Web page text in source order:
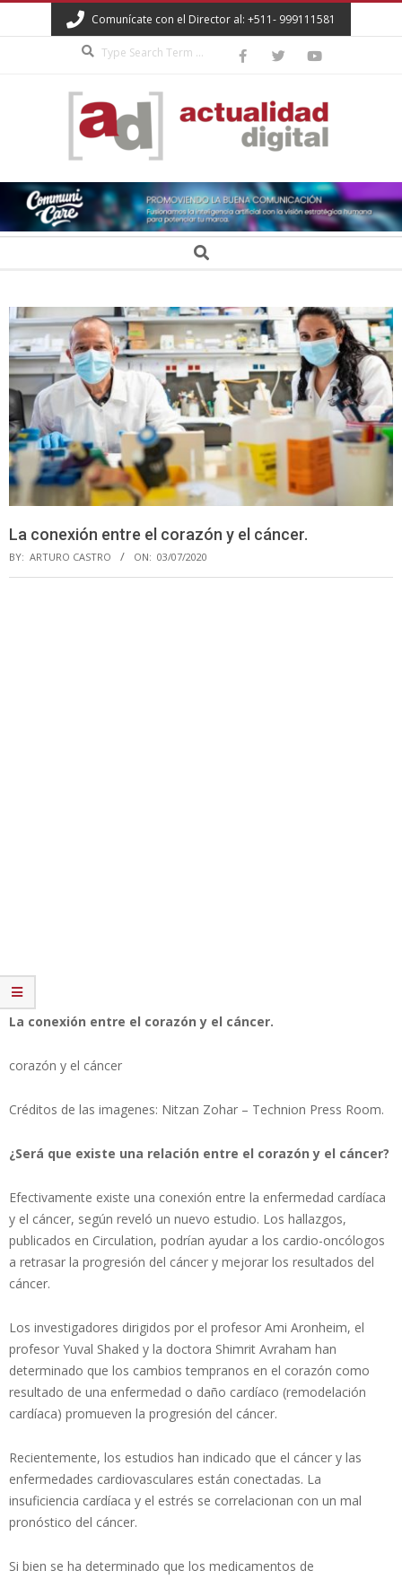
to
Comunícate con el Director al: +511- 999111581
ACTUALIDAD
DIGITAL Search
La conexión entre el corazón y el cáncer.
BY: ARTURO CASTRO ON: 03/07/2020
La conexión entre el corazón y el cáncer.
corazón y el cáncer
Créditos de las imagenes: Nitzan Zohar – Technion Press Room.
¿Será que existe una relación entre el corazón y el cáncer?
Efectivamente existe una conexión entre la enfermedad cardíaca
y el cáncer, según reveló un nuevo estudio. Los hallazgos,
publicados en Circulation, podrían ayudar a los cardio-oncólogos
a retrasar la progresión del cáncer y mejorar los resultados del
cáncer.
Los investigadores dirigidos por el profesor Ami Aronheim, el
profesor Yuval Shaked y la doctora Shimrit Avraham han
determinado que los cambios tempranos en el corazón como
resultado de una enfermedad o daño cardíaco (remodelación
cardíaca) promueven la progresión del cáncer.
Recientemente, los estudios han indicado que el cáncer y las
enfermedades cardiovasculares están conectadas. La
insuficiencia cardíaca y el estrés se correlacionan con un mal
pronóstico del cáncer.
Si bien se ha determinado que los medicamentos de